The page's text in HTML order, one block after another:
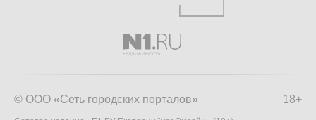
18+
© ООО «Сеть городских порталов»